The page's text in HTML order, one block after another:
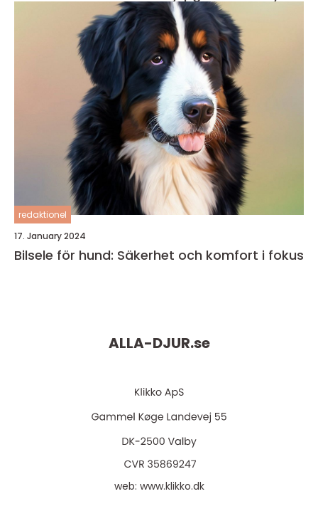
redaktionel
17. January 2024
Bilsele för hund: Säkerhet och komfort i fokus
ALLA-DJUR.se
web: www.klikko.dk